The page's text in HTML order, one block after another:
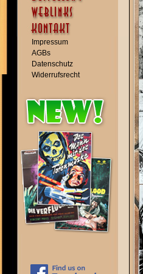
Impressum
AGBs
Datenschutz
Widerrufsrecht